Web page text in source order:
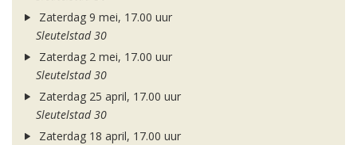
Zaterdag 9 mei, 17.00 uur
Sleutelstad 30
Zaterdag 2 mei, 17.00 uur
Sleutelstad 30
Zaterdag 25 april, 17.00 uur
Sleutelstad 30
Zaterdag 18 april, 17.00 uur